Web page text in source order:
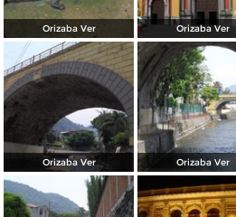
Orizaba Ver Orizaba Ver
Orizaba Ver Orizaba Ver